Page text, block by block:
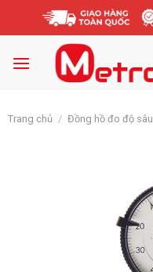
Trang chủ / Đồng hồ đo độ sâu